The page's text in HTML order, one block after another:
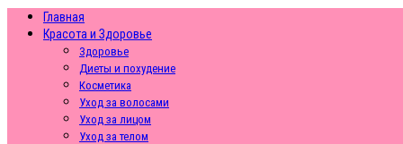
Главная
Красота и Здоровье
Здоровье
Диеты и похудение
Косметика
Уход за волосами
Уход за лицом
Уход за телом